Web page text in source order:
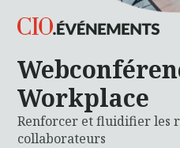
Workplace
Renforcer et fluidifier les
collaborateurs